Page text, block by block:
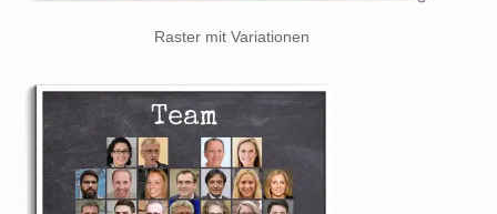
Raster mit Variationen